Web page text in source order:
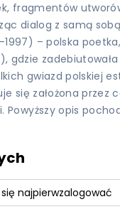
fragmentów
dialog z samą
– polska
gdzie
gwiazd polskiej
się założona
Powyższy opis
najpierwzalogować